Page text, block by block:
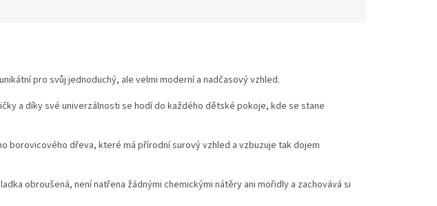
pro svůj jednoduchý, ale velmi moderní a nadčasový vzhled.
a díky své univerzálnosti se hodí do každého dětské pokoje, kde se stane
borovicového dřeva, které má přírodní surový vzhled a vzbuzuje tak dojem
obroušená, není natřena žádnými chemickými nátěry ani mořidly a zachovává si